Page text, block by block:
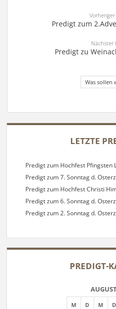
Predigt zum
Nächster
Predigt zu
Was sollen
SIDEBAR
LETZTE
Predigt zum Hochfest Pfingsten
Predigt zum 7. Sonntag d.
Predigt zum Hochfest Christi
Predigt zum 6. Sonntag d.
Predigt zum 2. Sonntag d.
PREDIGT-
M D M D